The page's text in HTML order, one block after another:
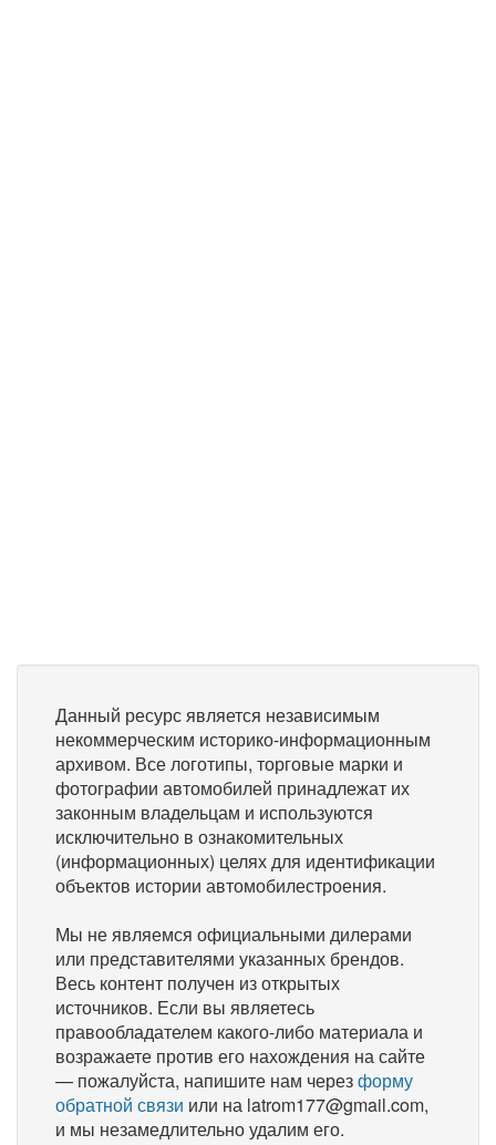
Данный ресурс является независимым
некоммерческим историко-информационным
архивом. Все логотипы, торговые марки и
фотографии автомобилей принадлежат их
законным владельцам и используются
исключительно в ознакомительных
(информационных) целях для идентификации
объектов истории автомобилестроения.
Мы не являемся официальными дилерами
или представителями указанных брендов.
Весь контент получен из открытых
источников. Если вы являетесь
правообладателем какого-либо материала и
возражаете против его нахождения на сайте
— пожалуйста, напишите нам черезформу
обратной связи или на latrom177@gmail.com,
и мы незамедлительно удалим его.